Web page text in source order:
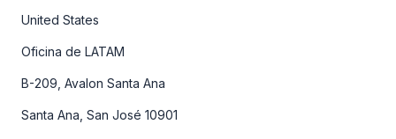
United States
Oficina de LATAM
B-209, Avalon Santa Ana
Santa Ana, San José 10901